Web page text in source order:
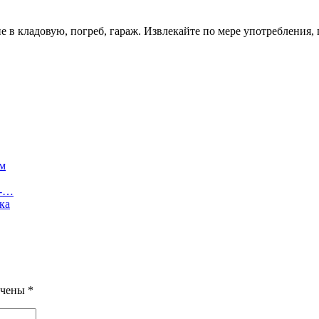
в кладовую, погреб, гараж. Извлекайте по мере
-…
*